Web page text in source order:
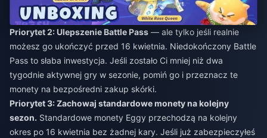
Priorytet 2: Ulepszenie Battle Pass — ale tylko jeśli realnie
możesz go ukończyć przed 16 kwietnia. Niedokończony Battle
Pass to słaba inwestycja. Jeśli zostało Ci mniej niż dwa
tygodnie aktywnej gry w sezonie, pomiń go i przeznacz te
monety na bezpośredni zakup skórki.
Priorytet 3: Zachowaj standardowe monety na kolejny
sezon. Standardowe monety Eggy przechodzą na kolejny
okres po 16 kwietnia bez żadnej kary. Jeśli już zabezpieczyłeś